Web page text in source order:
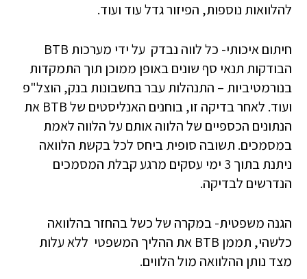
להלוואות נוספות, הפיזור גדל עוד ועוד.
חיתום איכותי- כל לווה נבדק על ידי מערכות BTB
הבודקות תנאי סף שונים באופן ממוכן תוך התמקדות
בנורמטיביות – התנהלות עבר בחשבונות בנק, הוצל"פ
ועוד. לאחר בדיקה זו, בוחנים האנליסטים של BTB את
הנתונים הכספיים של הלווה אותם על הלווה לאמת
במסמכים. תשובה סופית ביחס לכל בקשת הלוואה
ניתנת בתוך 3 ימי עסקים מרגע קבלת המסמכים
הנדרשים לבדיקה.
הגנה משפטית- במקרה של כשל בהחזר בהלוואה
כלשהי, תממן BTB את ההליך המשפטי ללא עלות
מצד נותן ההלוואה מול הלווים.